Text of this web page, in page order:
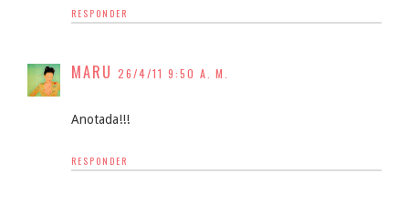
RESPONDER
MARU 26/4/11 9:50 A. M.
Anotada!!!
RESPONDER